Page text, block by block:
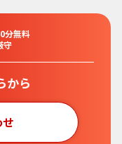
分無料
守
から